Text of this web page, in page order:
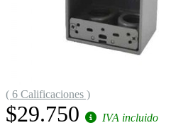
( 6 Calificaciones )
$29.750 IVA incluido